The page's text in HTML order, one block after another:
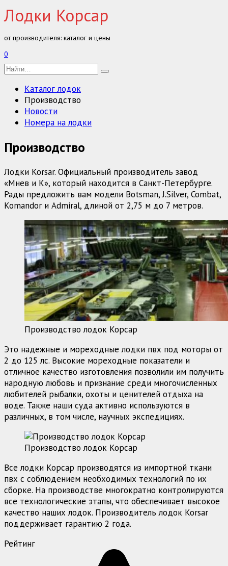
Перейти
к
Лодки Корсар
от производителя: каталог и цены
0
Search
Каталог лодок
Производство
Новости
Номера на лодки
Производство
Лодки Korsar. Официальный производитель завод
«Мнев и К», который находится в Санкт-Петербурге.
Рады предложить вам модели Botsman, J.Silver, Combat,
Komandor и Admiral, длиной от 2,75 м до 7 метров.
Производство лодок Корсар
Это надежные и мореходные лодки пвх под моторы от
2 до 125 лс. Высокие мореходные показатели и
отличное качество изготовления позволили им получить
народную любовь и признание среди многочисленных
любителей рыбалки, охоты и ценителей отдыха на
воде. Также наши суда активно используются в
различных, в том числе, научных экспедициях.
Производство лодок Корсар
Все лодки Корсар производятся из импортной ткани
пвх с соблюдением необходимых технологий по их
сборке. На производстве многократно контролируются
все технологические этапы, что обеспечивает высокое
качество наших лодок. Производитель лодок Korsar
поддерживает гарантию 2 года.
Рейтинг